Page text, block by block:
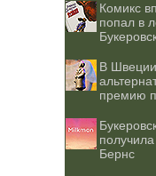
Комикс
попал в
В
премию
Бернс